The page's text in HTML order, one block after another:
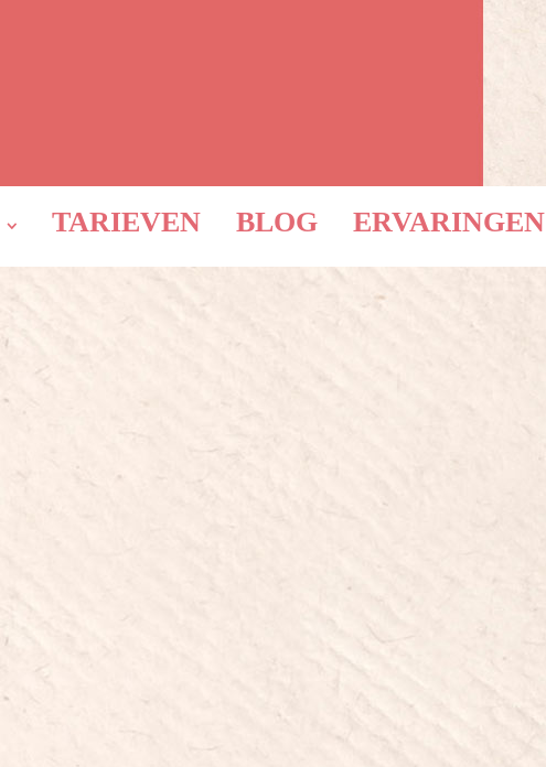
TARIEVEN BLOG
ERVARINGEN